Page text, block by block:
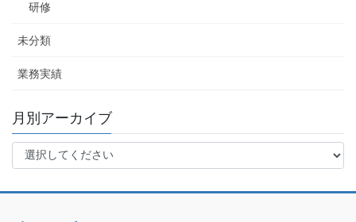
研修
未分類
業務実績
月別アーカイブ